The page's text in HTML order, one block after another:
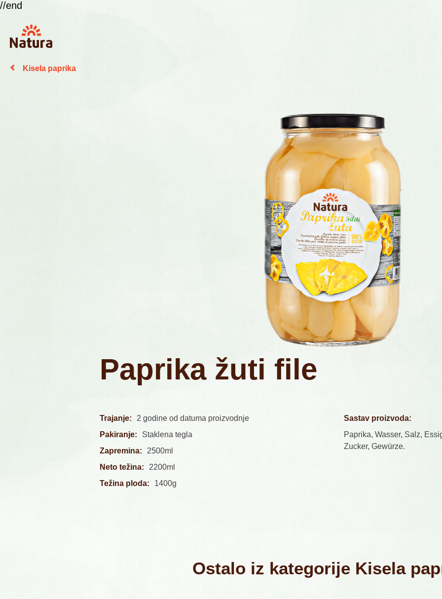
//end
Kisela paprika
Paprika žuti file
Trajanje:
2 godine od datuma proizvodnje
Pakiranje:
Staklena tegla
Zapremina:
2500ml
Neto težina:
2200ml
Težina ploda:
1400g
Sastav proizvoda:
Paprika, Wasser, Salz,
Zucker, Gewürze.
Ostalo iz kategorije Kisela